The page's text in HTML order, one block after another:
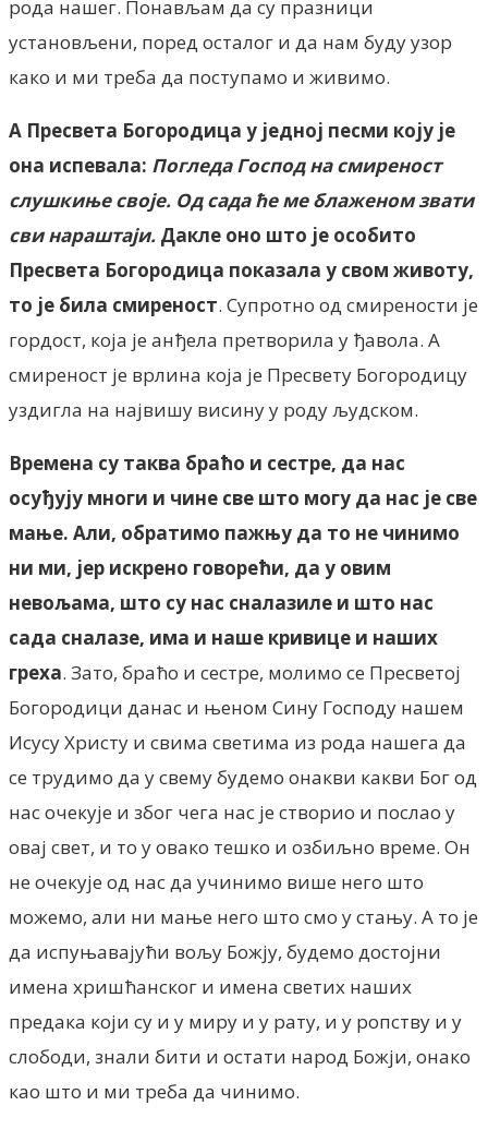
рода нашег. Понављам да су празници
установљени, поред осталог и да нам буду узор
како и ми треба да поступамо и живимо.
А Пресвета Богородица у једној песми коју је
она испевала: Погледа Господ на смиреност
слушкиње своје. Од сада ће ме блаженом звати
сви нараштаји. Дакле оно што је особито
Пресвета Богородица показала у свом животу,
то је била смиреност. Супротно од смирености је
гордост, која је анђела претворила у ђавола. А
смиреност је врлина која је Пресвету Богородицу
уздигла на највишу висину у роду људском.
Времена су таква браћо и сестре, да нас
осуђују многи и чине све што могу да нас је све
мање. Али, обратимо пажњу да то не чинимо
ни ми, јер искрено говорећи, да у овим
невољама, што су нас сналазиле и што нас
сада сналазе, има и наше кривице и наших
греха. Зато, браћо и сестре, молимо се Пресветој
Богородици данас и њеном Сину Господу нашем
Исусу Христу и свима светима из рода нашега да
се трудимо да у свему будемо онакви какви Бог од
нас очекује и због чега нас је створио и послао у
овај свет, и то у овако тешко и озбиљно време. Он
не очекује од нас да учинимо више него што
можемо, али ни мање него што смо у стању. А то је
да испуњавајући вољу Божју, будемо достојни
имена хришћанског и имена светих наших
предака који су и у миру и у рату, и у ропству и у
слободи, знали бити и остати народ Божји, онако
као што и ми треба да чинимо.